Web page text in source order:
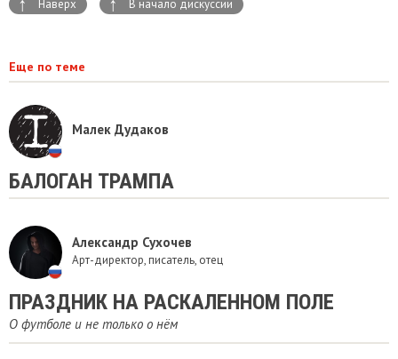
Наверх В начало дискуссии
Еще по теме
Малек Дудаков
БАЛОГАН ТРАМПА
Александр Сухочев
Арт-директор, писатель, отец
​ПРАЗДНИК НА РАСКАЛЕННОМ ПОЛЕ
О футболе и не только о нём